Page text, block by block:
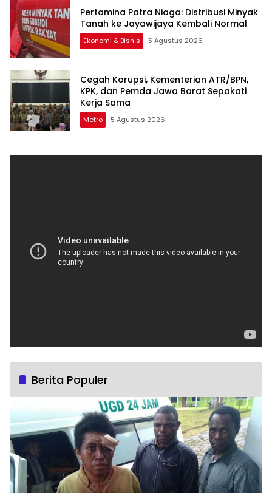
Pertamina Patra Niaga: Distribusi Minyak
Tanah ke Jayawijaya Kembali Normal
Ekonomi & Bisnis 5 Agustus 2026
Cegah Korupsi, Kementerian ATR/BPN,
KPK, dan Pemda Jawa Barat Sepakati
Kerja Sama
Metro 5 Agustus 2026
Berita Populer